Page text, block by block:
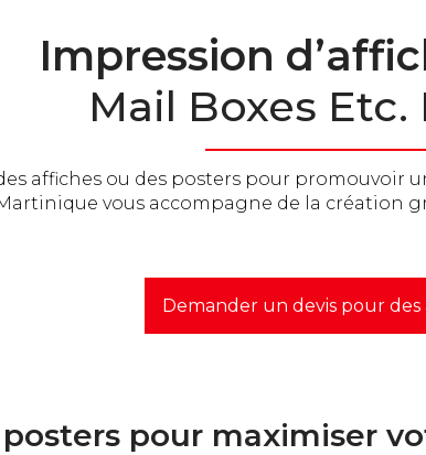
Impression
Mail Boxes
affiches ou des posters pour promouvoir
vous accompagne de la création
Demander un devis pour des
pour maximiser